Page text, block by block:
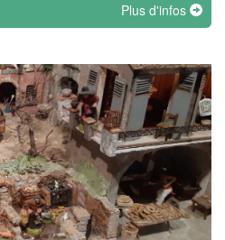
Plus d'infos